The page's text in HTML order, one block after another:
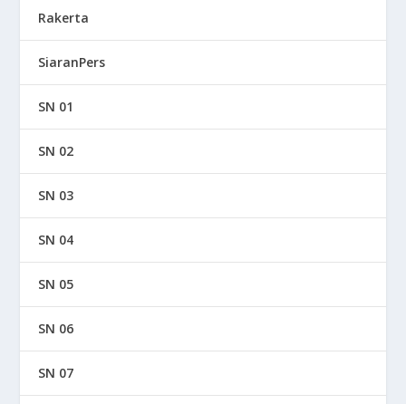
Rakerta
SiaranPers
SN 01
SN 02
SN 03
SN 04
SN 05
SN 06
SN 07